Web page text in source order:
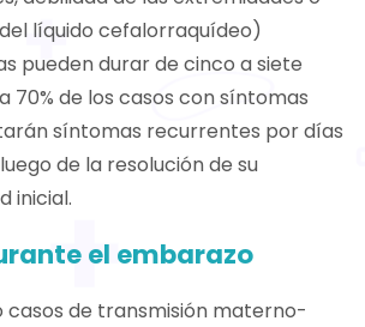
líquido cefalorraquídeo)
pueden durar de cinco a siete
70% de los casos con síntomas
síntomas recurrentes por días
de la resolución de su
inicial.
el embarazo
casos de transmisión materno-